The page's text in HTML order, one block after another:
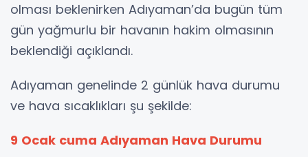
olması beklenirken Adıyaman’da bugün tüm
gün yağmurlu bir havanın hakim olmasının
beklendiği açıklandı.
Adıyaman genelinde 2 günlük hava durumu
ve hava sıcaklıkları şu şekilde:
9 Ocak cuma Adıyaman Hava Durumu